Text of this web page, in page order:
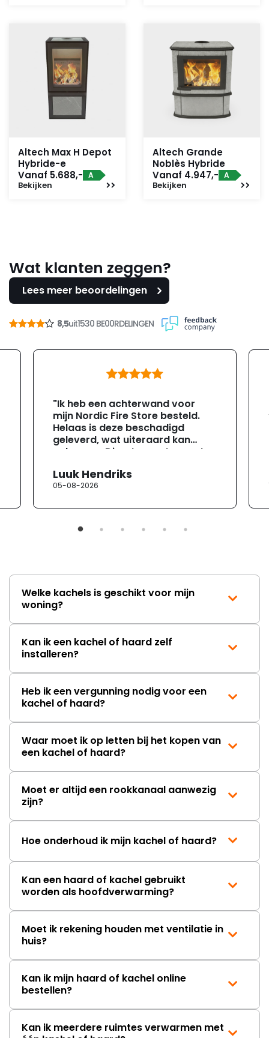
Altech Max H Depot
Hybride-e
Vanaf 5.688,- A
Bekijken
Altech Grande
Noblès Hybride
Vanaf 4.947,- A
Bekijken
Wat klanten zeggen?
Lees meer beoordelingen
8,5uit1530 BE00RDELINGEN
"Ik heb een achterwand voor
mijn Nordic Fire Store besteld.
Helaas is deze beschadigd
geleverd, wat uiteraard kan
gebeuren. Direct na ontvangst
de klantenservice. Helaas
verloopt de communicatie erg
mailwisselingen zit telkens
ongeveer een week. Hierdoor
duurt de afhandeling onnodig
korte termijn een nieuwe,
mag ontvangen."
Luuk Hendriks
05-08-2026
Welke kachels is geschikt voor mijn
woning?
Kan ik een kachel of haard zelf
installeren?
Heb ik een vergunning nodig voor een
kachel of haard?
Waar moet ik op letten bij het kopen van
een kachel of haard?
Moet er altijd een rookkanaal aanwezig
zijn?
Hoe onderhoud ik mijn kachel of haard?
Kan een haard of kachel gebruikt
worden als hoofdverwarming?
Moet ik rekening houden met ventilatie in
huis?
Kan ik mijn haard of kachel online
bestellen?
Kan ik meerdere ruimtes verwarmen met